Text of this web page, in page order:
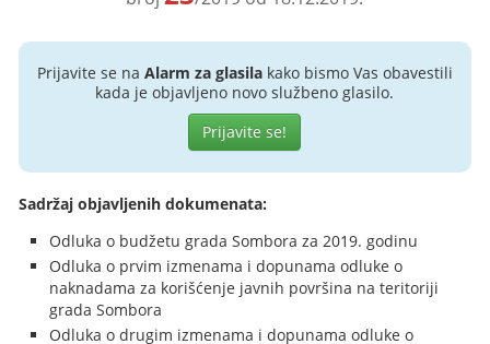
Prijavite se na Alarm za glasilakako bismo Vas obavestili
kada je objavljeno novo službeno glasilo.
Prijavite se!
Sadržaj objavljenih dokumenata:
Odluka o budžetu grada Sombora za 2019. godinu
Odluka o prvim izmenama i dopunama odluke o
naknadama za korišćenje javnih površina na teritoriji
grada Sombora
Odluka o drugim izmenama i dopunama odluke o